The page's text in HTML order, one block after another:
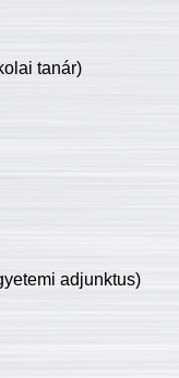
tanár)
adjunktus)